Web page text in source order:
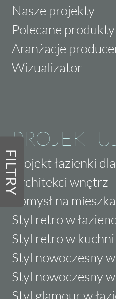
FILTRY
Nasze projekty
Polecane produkty
Aranżacje
Wizualizator
Projekt łazienki
Architekci wnętrz
Pomysł na
Styl retro w
Styl retro w kuchni
Styl nowoczesny w
Styl nowoczesny
Styl glamour w